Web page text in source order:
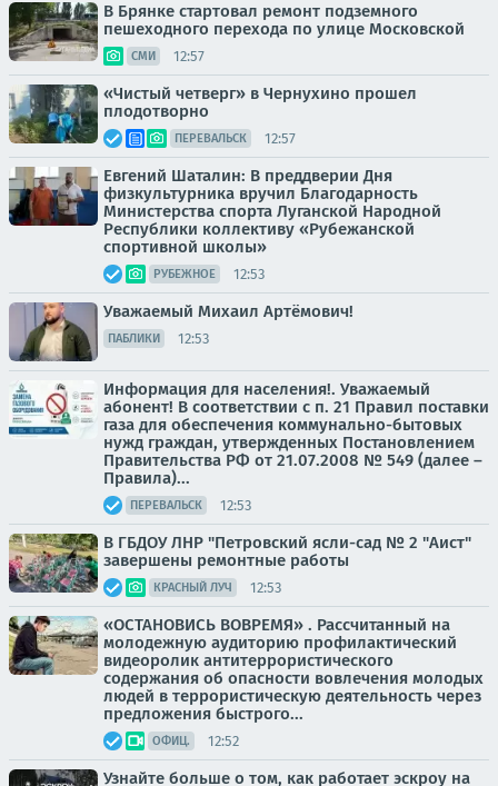
В Брянке стартовал ремонт подземного
пешеходного перехода по улице Московской
СМИ 12:57
«Чистый четверг» в Чернухино прошел
плодотворно
ПЕРЕВАЛЬСК 12:57
Евгений Шаталин: В преддверии Дня
физкультурника вручил Благодарность
Министерства спорта Луганской Народной
Республики коллективу «Рубежанской
спортивной школы»
РУБЕЖНОЕ 12:53
Уважаемый Михаил Артёмович!
ПАБЛИКИ 12:53
Информация для населения!. Уважаемый
абонент! В соответствии с п. 21 Правил поставки
газа для обеспечения коммунально-бытовых
нужд граждан, утвержденных Постановлением
Правительства РФ от 21.07.2008 № 549 (далее –
Правила)...
ПЕРЕВАЛЬСК 12:53
В ГБДОУ ЛНР "Петровский ясли-сад № 2 "Аист"
завершены ремонтные работы
КРАСНЫЙ ЛУЧ 12:53
«ОСТАНОВИСЬ ВОВРЕМЯ» . Рассчитанный на
молодежную аудиторию профилактический
видеоролик антитеррористического
содержания об опасности вовлечения молодых
людей в террористическую деятельность через
предложения быстрого...
ОФИЦ. 12:52
Узнайте больше о том, как работает эскроу на